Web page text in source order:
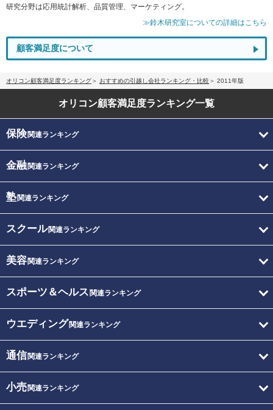
研究分野は応用統計解析、品質管理、マーケティング。
≫鈴木研究室についての詳細はこちら
顧客満足度について
オリコン顧客満足度ランキング おすすめの引越し会社ランキング・比較 2011年版
オリコン顧客満足度ランキング一覧
保険関連ランキング
金融関連ランキング
塾関連ランキング
スクール関連ランキング
美容関連ランキング
スポーツ＆ヘルス 関連ランキング
ウエディング関連ランキング
通信関連ランキング
小売関連ランキング